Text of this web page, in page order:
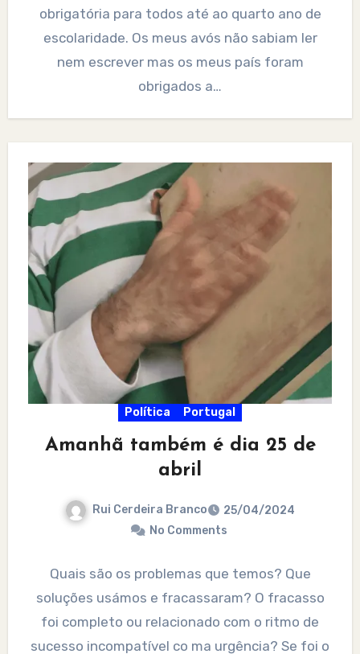
obrigatória para todos até ao quarto ano de
escolaridade. Os meus avós não sabiam ler
nem escrever mas os meus país foram
obrigados a…
Política Portugal
Amanhã também é dia 25 de
abril
Rui Cerdeira Branco
25/04/2024
No Comments
Quais são os problemas que temos? Que
soluções usámos e fracassaram? O fracasso
foi completo ou relacionado com o ritmo de
sucesso incompatível co ma urgência? Se foi o